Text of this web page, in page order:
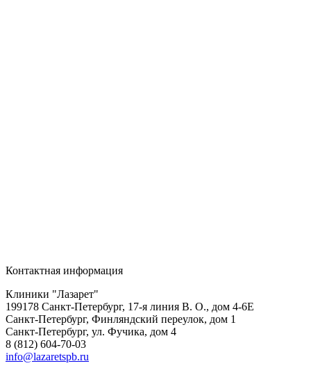
Контактная информация
Клиники "Лазарет"
199178 Санкт-Петербург, 17-я линия В. О., дом 4-6Е
Санкт-Петербург, Финляндский переулок, дом 1
Санкт-Петербург, ул. Фучика, дом 4
8 (812) 604-70-03
info@lazaretspb.ru